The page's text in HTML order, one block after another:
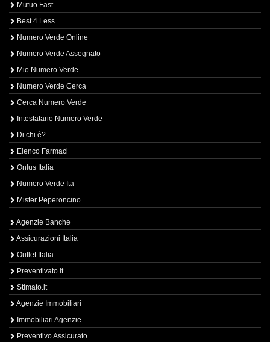
Mutuo Fast
Best 4 Less
Numero Verde Online
Numero Verde Assegnato
Mio Numero Verde
Numero Verde Cerca
Cerca Numero Verde
Intestatario Numero Verde
Di chi è?
Elenco Farmaci
Onlus Italia
Numero Verde Ita
Mister Peperoncino
Agenzie Banche
Assicurazioni Italia
Outlet Italia
Preventivato.it
Stimato.it
Agenzie Immobiliari
Immobiliari Agenzie
Preventivo Assicurato